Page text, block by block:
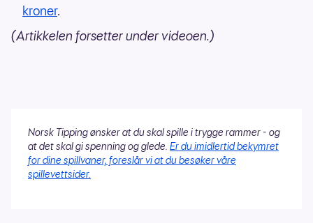
kroner.
(Artikkelen forsetter under videoen.)
Norsk Tipping ønsker at du skal spille i trygge rammer - og
at det skal gi spenning og glede. Er du imidlertid bekymret
for dine spillvaner, foreslår vi at du besøker våre
spillevettsider.